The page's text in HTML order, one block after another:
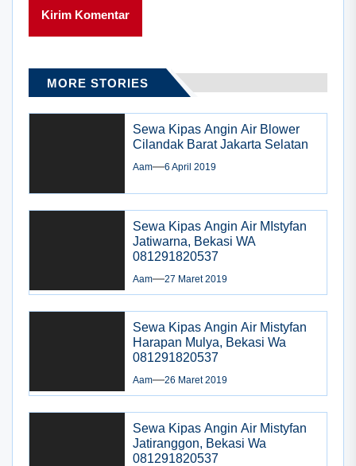
MORE STORIES
Sewa Kipas Angin Air Blower
Cilandak Barat Jakarta Selatan
Aam 6 April 2019
Sewa Kipas Angin Air MIstyfan
Jatiwarna, Bekasi WA
081291820537
Aam 27 Maret 2019
Sewa Kipas Angin Air Mistyfan
Harapan Mulya, Bekasi Wa
081291820537
Aam 26 Maret 2019
Sewa Kipas Angin Air Mistyfan
Jatiranggon, Bekasi Wa
081291820537